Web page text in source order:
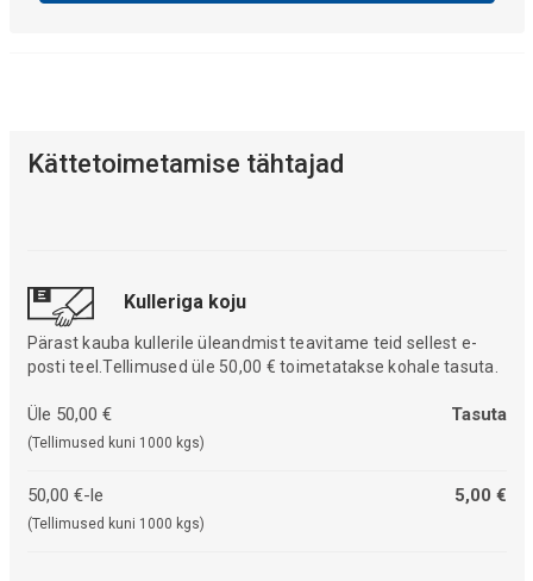
Kättetoimetamise tähtajad
Kulleriga koju
Pärast kauba kullerile üleandmist teavitame teid sellest e-
posti teel.Tellimused üle 50,00 € toimetatakse kohale tasuta.
Üle 50,00 €
(Tellimused kuni 1000 kgs)
Tasuta
50,00 €-le
(Tellimused kuni 1000 kgs)
5,00 €